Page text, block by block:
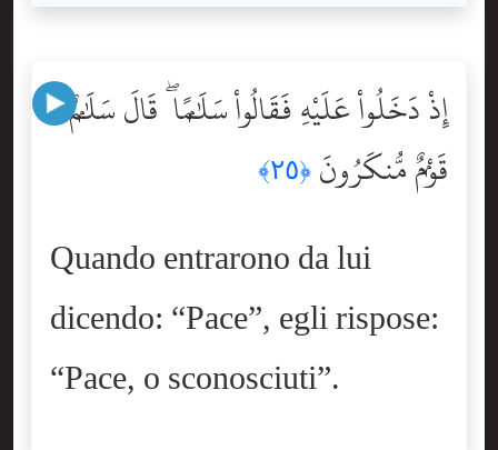
إِذْ دَخَلُواْ عَلَيْهِ فَقَالُواْ سَلَٰمًۭا ۖ قَالَ سَلَٰمٌۭ
قَوْمٌۭ مُّنكَرُونَ ﴿٢٥﴾
Quando entrarono da lui
dicendo: “Pace”, egli rispose:
“Pace, o sconosciuti”.